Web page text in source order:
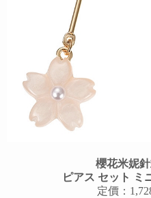
櫻花米妮
ピアス セット ミ
定價：